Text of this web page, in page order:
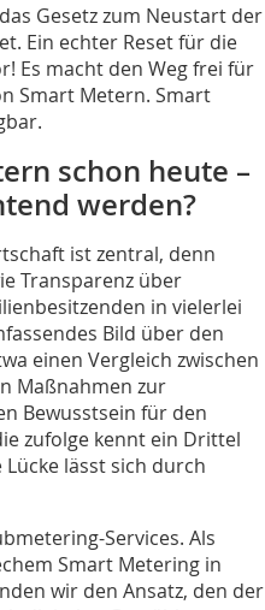
Gesetz zum Neustart der
Ein echter Reset für die
Es macht den Weg frei für
Smart Metern. Smart
schon heute –
werden?
ist zentral, denn
Transparenz über
in vielerlei
Bild über den
einen Vergleich zwischen
Maßnahmen zur
Bewusstsein für den
zufolge kennt ein Drittel
lässt sich durch
Services. Als
Smart Metering in
wir den Ansatz, den der